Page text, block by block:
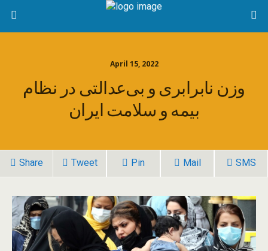
April 15, 2022
وزن نابرابری و بی‌عدالتی در نظام
بیمه و سلامت ایران
Share Tweet Pin Mail SMS